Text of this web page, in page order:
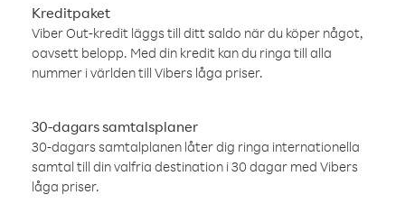
Kreditpaket
Viber Out-kredit läggs till ditt saldo när du köper något,
oavsett belopp. Med din kredit kan du ringa till alla
nummer i världen till Vibers låga priser.
30-dagars samtalsplaner
30-dagars samtalplanen låter dig ringa internationella
samtal till din valfria destination i 30 dagar med Vibers
låga priser.